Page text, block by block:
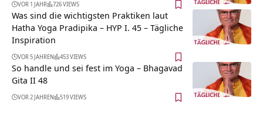
VOR 1 JAHR 726 VIEWS
Was sind die wichtigsten Praktiken laut
Hatha Yoga Pradipika – HYP I. 45 – Tägliche
Inspiration
VOR 5 JAHREN 453 VIEWS
So handle und sei fest im Yoga – Bhagavad
Gita II 48
VOR 2 JAHREN 519 VIEWS